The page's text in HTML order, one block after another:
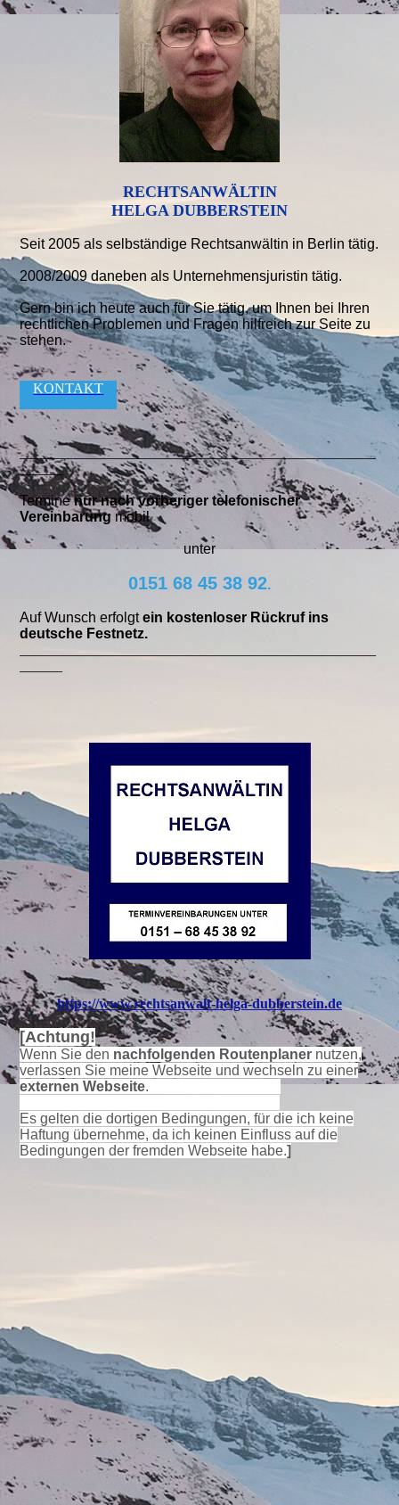
RECHTSANWÄLTIN
HELGA DUBBERSTEIN
Seit 2005 als selbständige Rechtsanwältin in Berlin tätig.
2008/2009 daneben als Unternehmensjuristin tätig.
Gern bin ich heute auch für Sie tätig, um Ihnen bei Ihren
rechtlichen Problemen und Fragen hilfreich zur Seite zu
stehen.
KONTAKT
__________________________________________________
______
Terminenur nach vorheriger telefonischer
Vereinbarungmobil
unter
0151 68 45 38 92.
Auf Wunsch erfolgtein kostenloser Rückruf ins
deutsche Festnetz.
https://www.rechtsanwalt-helga-dubberstein.de
[Achtung!
Wenn Sie den nachfolgenden Routenplaner nutzen,
verlassen Sie meine Webseite und wechseln zu einer
externen Webseite.
Es gelten die dortigen Bedingungen, für die ich keine
Haftung übernehme, da ich keinen Einfluss auf die
Bedingungen der fremden Webseite habe.]